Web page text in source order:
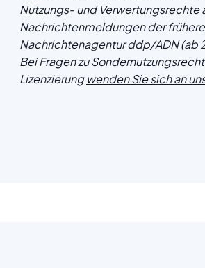
Nutzungs- und Verwertungsrechte
Nachrichtenmeldungen der
Nachrichtenagentur ddp/ADN (ab
Bei Fragen zu
Lizenzierungwenden Sie sich an